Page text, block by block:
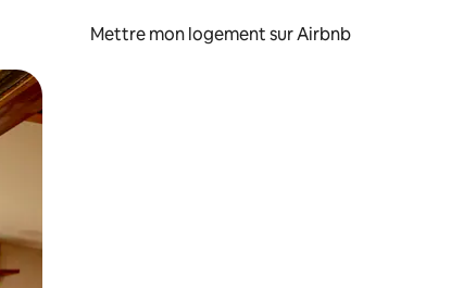
Mettre mon logement sur Airbnb